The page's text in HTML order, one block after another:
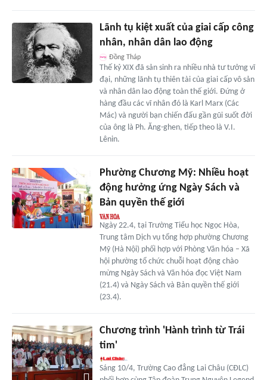
Lãnh tụ kiệt xuất của giai cấp công
nhân, nhân dân lao động
Đồng Tháp
Thế kỷ XIX đã sản sinh ra nhiều nhà tư tưởng vĩ
đại, những lãnh tụ thiên tài của giai cấp vô sản
và nhân dân lao động toàn thế giới. Ðứng ở
hàng đầu các vĩ nhân đó là Karl Marx (Các
Mác) và người bạn chiến đấu gần gũi suốt đời
của ông là Ph. Ăng-ghen, tiếp theo là V.I.
Lênin.
Phường Chương Mỹ: Nhiều hoạt
động hưởng ứng Ngày Sách và
Bản quyền thế giới
Ngày 22.4, tại Trường Tiểu học Ngọc Hòa,
Trung tâm Dịch vụ tổng hợp phường Chương
Mỹ (Hà Nội) phối hợp với Phòng Văn hóa – Xã
hội phường tổ chức chuỗi hoạt động chào
mừng Ngày Sách và Văn hóa đọc Việt Nam
(21.4) và Ngày Sách và Bản quyền thế giới
(23.4).
Chương trình 'Hành trình từ Trái
tim'
Sáng 10/4, Trường Cao đẳng Lai Châu (CĐLC)